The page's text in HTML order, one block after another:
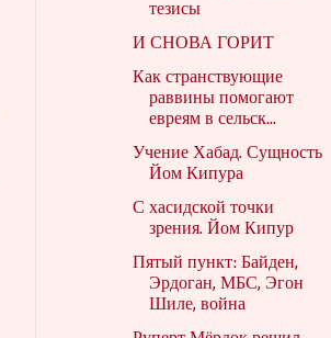
тезисы
И СНОВА ГОРИТ
Как странствующие
раввины помогают
евреям в сельск...
Учение Хабад. Сущность
Йом Кипура
С хасидской точки
зрения. Йом Кипур
Пятый пункт: Байден,
Эрдоган, МБС, Эгон
Шиле, война